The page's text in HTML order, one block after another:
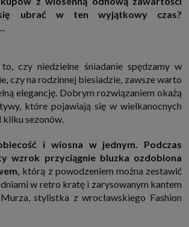
będą także nasi Zaufani Partnerzy. Listę Zaufanych
w następujących celach:
z Tobą umowę o realizację danej usługi (np. usługi
zapoznania się z jednym z naszych serwisów
regulaminu tego serwisu), to możemy przetwarzać
niezbędnym do realizacji tej umowy.
się nieuprawniona osoba), dokonanie pomiarów
(np. personalizowanie treści w usługach), jak
marketingu i promocji własnych usług (np. jeśli
i oglądasz artykuły w biznesistyl.pl lub na
internetowych, to możemy Ci wyświetlić reklamę
w serwisie biznesistyl.pl/automoto. Takie
ubrać w ten wyjątkowy czas?
czy niedzielne śniadanie spędzamy w
czy na rodzinnej biesiadzie, zawsze warto
elegancję. Dobrym rozwiązaniem okażą
które pojawiają się w wielkanocnych
sezonów.
i wiosna w jednym. Podczas
wzrok przyciągnie bluzka ozdobiona
którą z powodzeniem można zestawić
w retro kratę i zarysowanym kantem
stylistka z wrocławskiego Fashion